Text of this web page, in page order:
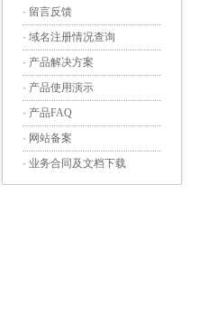
· 留言反馈
· 域名注册情况查询
· 产品解决方案
· 产品使用演示
· 产品FAQ
· 网站备案
· 业务合同及文档下载